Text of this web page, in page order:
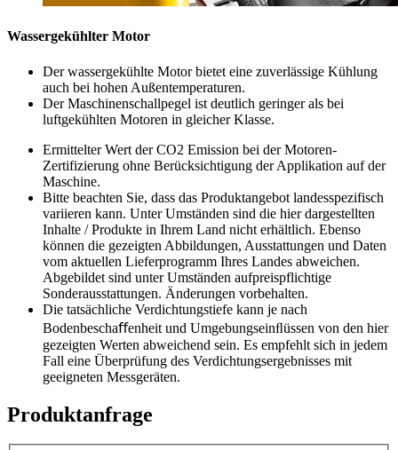
Wassergekühlter Motor
Der wassergekühlte Motor bietet eine zuverlässige Kühlung
auch bei hohen Außentemperaturen.
Der Maschinenschallpegel ist deutlich geringer als bei
luftgekühlten Motoren in gleicher Klasse.
Ermittelter Wert der CO2 Emission bei der Motoren-
Zertifizierung ohne Berücksichtigung der Applikation auf der
Maschine.
Bitte beachten Sie, dass das Produktangebot landesspezifisch
variieren kann. Unter Umständen sind die hier dargestellten
Inhalte / Produkte in Ihrem Land nicht erhältlich. Ebenso
können die gezeigten Abbildungen, Ausstattungen und Daten
vom aktuellen Lieferprogramm Ihres Landes abweichen.
Abgebildet sind unter Umständen aufpreispflichtige
Sonderausstattungen. Änderungen vorbehalten.
Die tatsächliche Verdichtungstiefe kann je nach
Bodenbeschaﬀenheit und Umgebungseinﬂüssen von den hier
gezeigten Werten abweichend sein. Es empfehlt sich in jedem
Fall eine Überprüfung des Verdichtungsergebnisses mit
geeigneten Messgeräten.
Produktanfrage